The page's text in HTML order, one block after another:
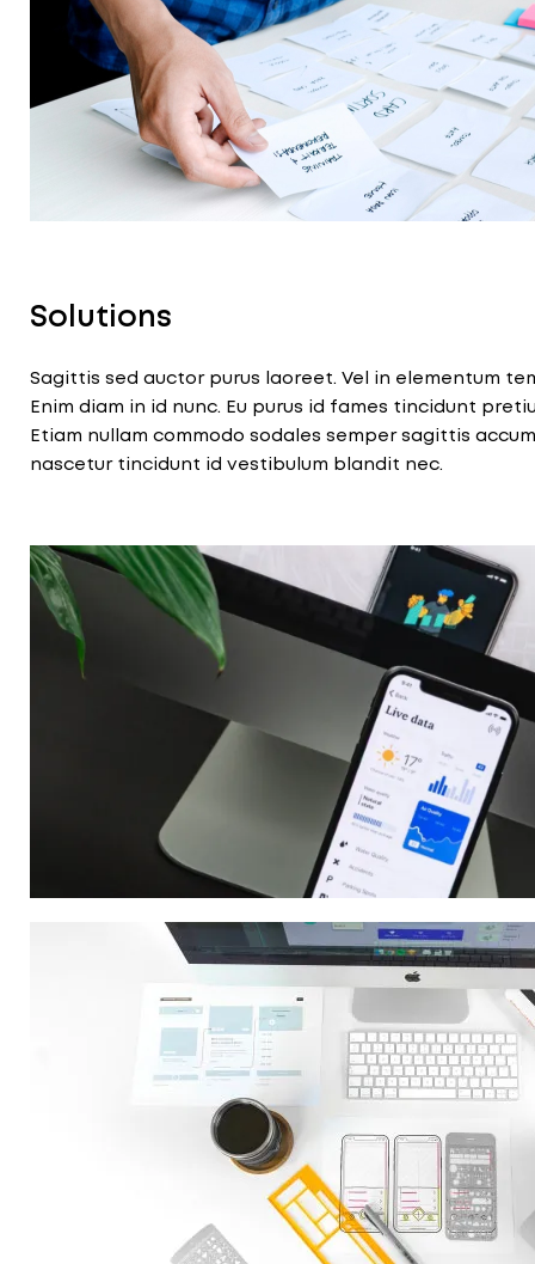
Solutions
Sagittis sed auctor purus laoreet. Vel in elementum
Enim diam in id nunc. Eu purus id fames tincidunt
Etiam nullam commodo sodales semper sagittis
nascetur tincidunt id vestibulum blandit nec.